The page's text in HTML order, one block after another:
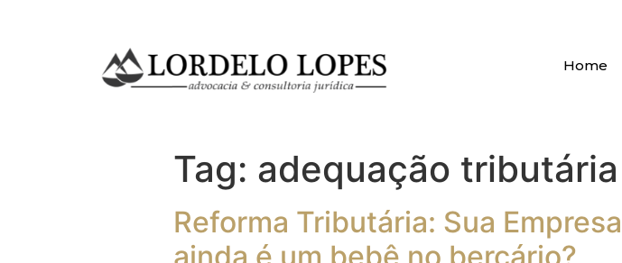
Home
Tag: adequação tributária
Reforma Tributária: Sua
ainda é um bebê no berçário?